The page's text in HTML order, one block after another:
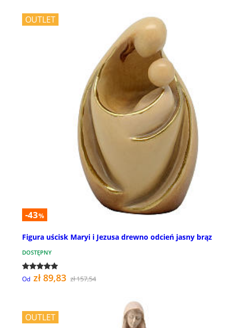
OUTLET
-43%
Figura uścisk Maryi i Jezusa drewno odcień jasny brąz
DOSTĘPNY
Od zł 89,83 zł 157,54
OUTLET